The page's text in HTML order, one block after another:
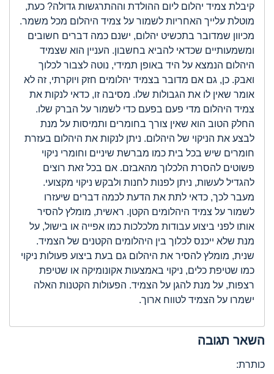
קיבלת צמיד יהלום ליום ההולדת וההתרגשות גדולה? כעת,
מוטלת עלייך האחריות לשמור על צמיד היהלום מכל משמר.
מכיוון שמדובר בתכשיט יהלום, ישנם כמה דברים חשובים
ומשמעותיים שכדאי להביא בחשבון. העניין הוא שצמיד
היהלום הנמצא על היד באופן תמידי, נוטה לצבור לכלוך
ואבק. כן, גם אם מדובר בצמיד יהלומים חזק ויוקרתי, זה לא
אומר שאין לו את הגבולות שלו. מסיבה זו, כדאי לנקות את
צמיד היהלום מדי פעם בפעם כדי לשמור על הברק שלו.
החלק הטוב הוא שאין צורך בחומרים ותמיסות על מנת
לבצע את הניקוי של היהלום. ניתן לנקות את היהלום בעזרת
חומרים שיש בכל בית כמו מברשת שיניים וחומרי ניקוי
פשוטים להסרת הלכלוך מהאבזם. אם בכל זאת רוצים
להגדיל לעשות, ניתן לפנות לחנות ולבקש ניקוי מקצועי.
מעבר לכך, כדאי לתת את הדעת לכמה דברים שיעזרו
לשמור על צמיד היהלומים הקטן. ראשית, מומלץ להסיר
אותו לפני ביצוע עבודות מלכלכות כמו אפייה או בישול, על
מנת שלא ייכנס לכלוך בין היהלומים הקטנים של הצמיד.
שנית, מומלץ להסיר את היהלום גם בעת ביצוע פעולות ניקוי
כמו שטיפת כלים, ניקוי באמצעות אקונומיקה או שטיפת
רצפות, על מנת להגן על הצמיד. הפעולות הקטנות האלה
ישמרו על הצמיד לטווח ארוך.
השאר תגובה
כותרת: